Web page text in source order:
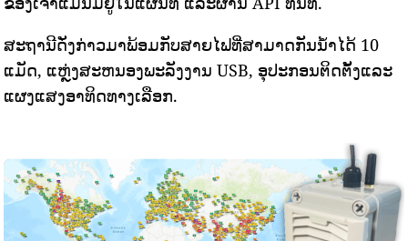
ສະຖານີດັ່ງກ່າວມາພ້ອມກັບສາຍໄຟທີ່ສາມາດກັນນ້ໍາໄດ້ 10
ແມັດ, ແຫຼ່ງສະຫນອງພະລັງງານ USB, ອຸປະກອນຕິດຕັ້ງແລະ
ແຜງແສງອາທິດທາງເລືອກ.